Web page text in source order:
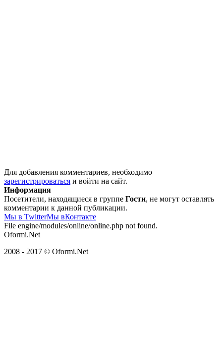
Для добавления комментариев, необходимо
зарегистрироваться и войти на сайт.
Информация
Посетители, находящиеся в группе Гости, не могут оставлять
комментарии к данной публикации.
Мы в TwitterМы вКонтакте
File engine/modules/online/online.php not found.
Oformi.Net
2008 - 2017 © Oformi.Net